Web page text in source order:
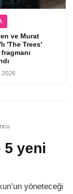
ve Murat
'The Trees'
2026
5 yeni
yöneteceği